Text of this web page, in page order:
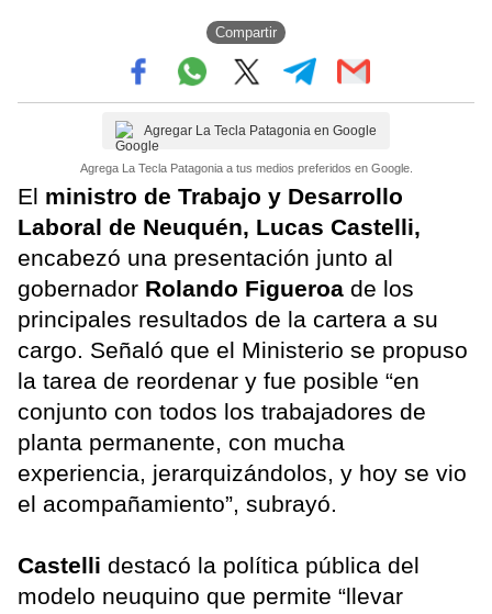
Compartir
Agregar La Tecla Patagonia en Google
Agrega La Tecla Patagonia a tus medios preferidos en Google.
El ministro de Trabajo y Desarrollo
Laboral de Neuquén, Lucas Castelli,
encabezó una presentación junto al
gobernador Rolando Figueroa de los
principales resultados de la cartera a su
cargo. Señaló que el Ministerio se propuso
la tarea de reordenar y fue posible “en
conjunto con todos los trabajadores de
planta permanente, con mucha
experiencia, jerarquizándolos, y hoy se vio
el acompañamiento”, subrayó.
Castelli destacó la política pública del
modelo neuquino que permite “llevar